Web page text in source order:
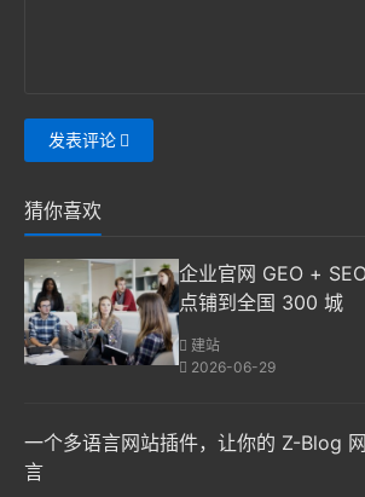
发表评论
猜你喜欢
企业官网 GEO +
点铺到全国 300 城
建站
2026-06-29
一个多语言网站插件，让你的 Z-Blog
言